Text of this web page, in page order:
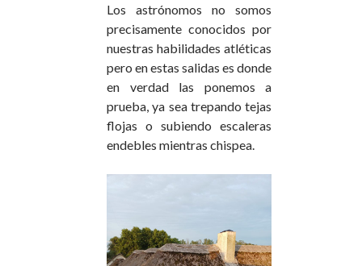
Los astrónomos no somos
precisamente conocidos por
nuestras habilidades atléticas
pero en estas salidas es donde
en verdad las ponemos a
prueba, ya sea trepando tejas
flojas o subiendo escaleras
endebles mientras chispea.